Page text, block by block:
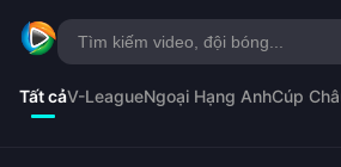
Tất cảV-LeagueNgoại Hạng AnhCúp